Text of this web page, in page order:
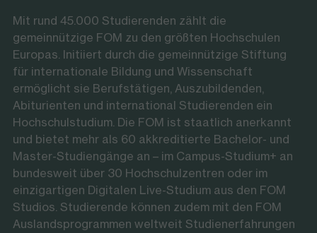
Mit rund 45.000 Studierenden zählt die
gemeinnützige FOM zu den größten Hochschulen
Europas. Initiiert durch die gemeinnützige Stiftung
für internationale Bildung und Wissenschaft
ermöglicht sie Berufstätigen, Auszubildenden,
Abiturienten und international Studierenden ein
Hochschulstudium. Die FOM ist staatlich anerkannt
und bietet mehr als 60 akkreditierte Bachelor- und
Master-Studiengänge an – im Campus-Studium+ an
bundesweit über 30 Hochschulzentren oder im
einzigartigen Digitalen Live-Studium aus den FOM
Studios. Studierende können zudem mit den FOM
Auslandsprogrammen weltweit Studienerfahrungen